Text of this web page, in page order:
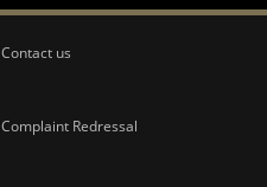
Contact us
Complaint Redressal